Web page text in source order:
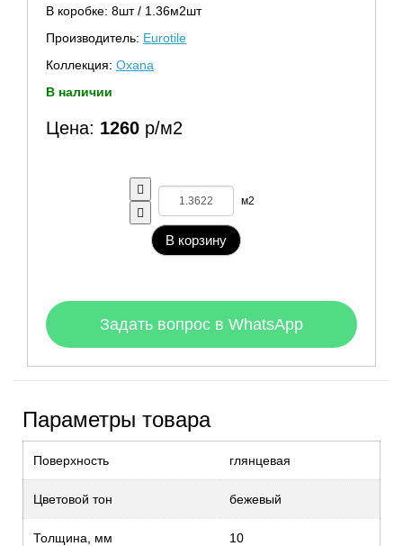
В коробке: 8шт / 1.36м2шт
Производитель: Eurotile
Коллекция: Oxana
В наличии
Цена: 1260 р/м2
м2
В корзину
Задать вопрос в WhatsApp
Параметры товара
Поверхность глянцевая
Цветовой тон бежевый
Толщина, мм 10